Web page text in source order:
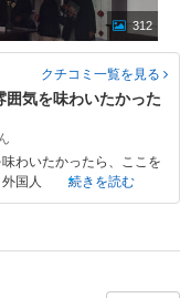
312
クチコミ一覧を見る
囲気を味わいたかった
わいたかったら、ここを
国人
続きを読む